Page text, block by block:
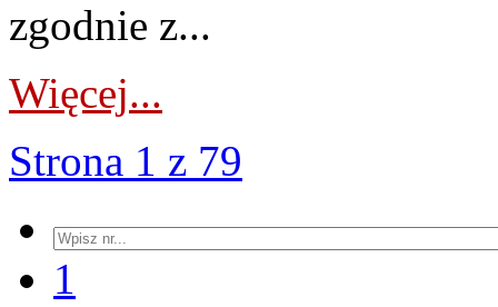
zgodnie z...
Więcej...
Strona 1 z 79
1